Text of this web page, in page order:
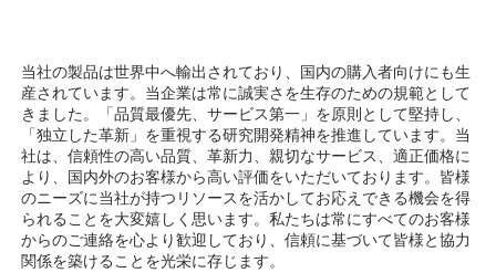
当社の製品は世界中へ輸出されており、国内の購入者向けにも生
産されています。当企業は常に誠実さを生存のための規範として
きました。「品質最優先、サービス第一」を原則として堅持し、
「独立した革新」を重視する研究開発精神を推進しています。当
社は、信頼性の高い品質、革新力、親切なサービス、適正価格に
より、国内外のお客様から高い評価をいただいております。皆様
のニーズに当社が持つリソースを活かしてお応えできる機会を得
られることを大変嬉しく思います。私たちは常にすべてのお客様
からのご連絡を心より歓迎しており、信頼に基づいて皆様と協力
関係を築けることを光栄に存じます。